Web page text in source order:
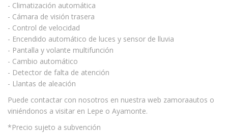
- Climatización automática
- Cámara de visión trasera
- Control de velocidad
- Encendido automático de luces y sensor de lluvia
- Pantalla y volante multifunción
- Cambio automático
- Detector de falta de atención
- Llantas de aleación
Puede contactar con nosotros en nuestra web zamoraautos o
viniéndonos a visitar en Lepe o Ayamonte.
*Precio sujeto a subvención